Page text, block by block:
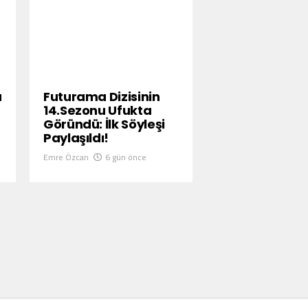
Futurama Dizisinin
14.Sezonu Ufukta
Göründü: İlk Söyleşi
Paylaşıldı!
Emre Özcan 6 gün önce